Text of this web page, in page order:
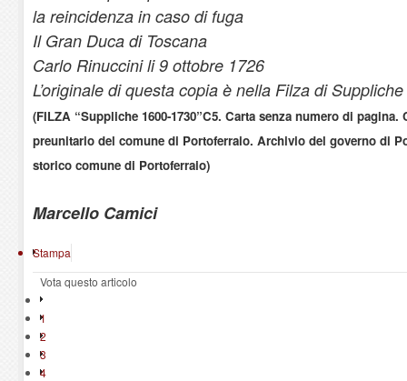
la reincidenza in caso di fuga
Il Gran Duca di Toscana
Carlo Rinuccini li 9 ottobre 1726
L’originale di questa copia è nella Filza di
(FILZA “Suppliche 1600-1730”C5. Carta senza numero di
preunitario del comune di Portoferraio. Archivio del governo di
storico comune di Portoferraio)
Marcello Camici
Stampa
Vota questo articolo
1
2
3
4